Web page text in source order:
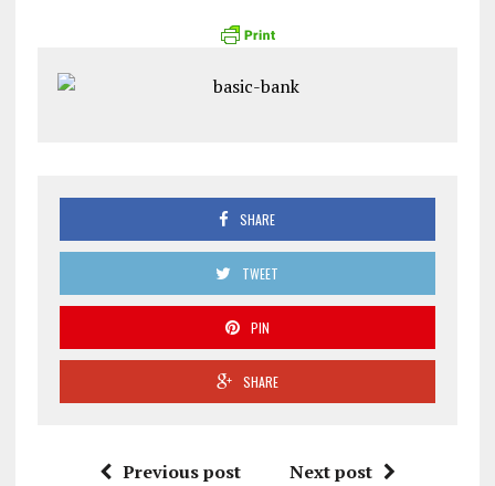
SHARE
TWEET
PIN
SHARE
Previous post Next post